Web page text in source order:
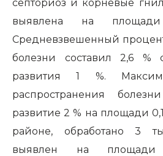
септориоз и корневые
выявлена на
Средневзвешенный
болезни составил 2,6 %
развития 1 %.
распространения
развитие 2 % на площади
районе, обработано 3
выявлен на